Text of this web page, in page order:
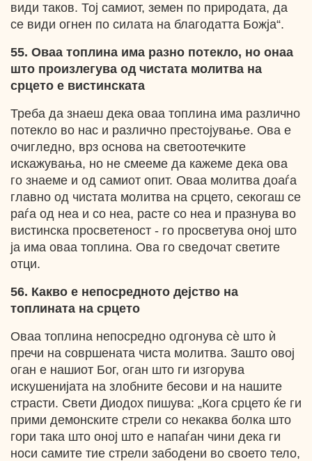
види таков. Тој самиот, земен по природата, да
се види огнен по силата на благодатта Божја“.
55. Оваа топлина има разно потекло, но онаа
што произлегува од чистата молитва на
срцето е вистинската
Треба да знаеш дека оваа топлина има различно
потекло во нас и различно престојување. Ова е
очигледно, врз основа на светоотечките
искажувања, но не смееме да кажеме дека ова
го знаеме и од самиот опит. Оваа молитва доаѓа
главно од чистата молитва на срцето, секогаш се
раѓа од неа и со неа, расте со неа и празнува во
вистинска просветеност - го просветува оној што
ја има оваа топлина. Ова го сведочат светите
отци.
56. Какво е непосредното дејство на
топлината на срцето
Оваа топлина непосредно одгонува сѐ што ѝ
пречи на совршената чиста молитва. Зашто овој
оган е нашиот Бог, оган што ги изгорува
искушенијата на злобните бесови и на нашите
страсти. Свети Диодох пишува: „Кога срцето ќе ги
прими демонските стрели со некаква болка што
гори така што оној што е напаѓан чини дека ги
носи самите тие стрели забодени во своето тело,